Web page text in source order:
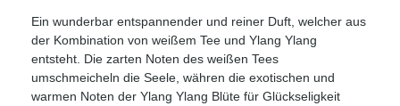
Ein wunderbar entspannender und reiner Duft, welcher aus
der Kombination von weißem Tee und Ylang Ylang
entsteht. Die zarten Noten des weißen Tees
umschmeicheln die Seele, währen die exotischen und
warmen Noten der Ylang Ylang Blüte für Glückseligkeit